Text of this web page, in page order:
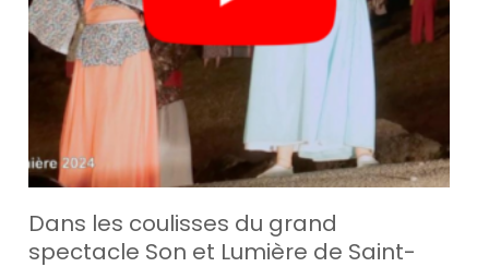
Dans les coulisses du grand
spectacle Son et Lumière de Saint-